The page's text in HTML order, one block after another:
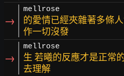
→
mellrose
的愛情已經夾雜著多條
作一切沒發
→
mellrose
生 若曦的反應才是正常
去理解